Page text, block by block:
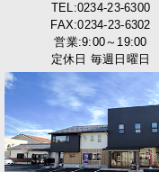
TEL:0234-23-6300
FAX:0234-23-6302
営業:9:00～19:00
定休日 毎週日曜日